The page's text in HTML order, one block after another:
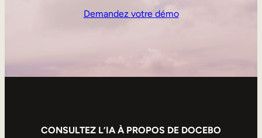
Demandez votre démo
CONSULTEZ L’IA À PROPOS DE DOCEBO